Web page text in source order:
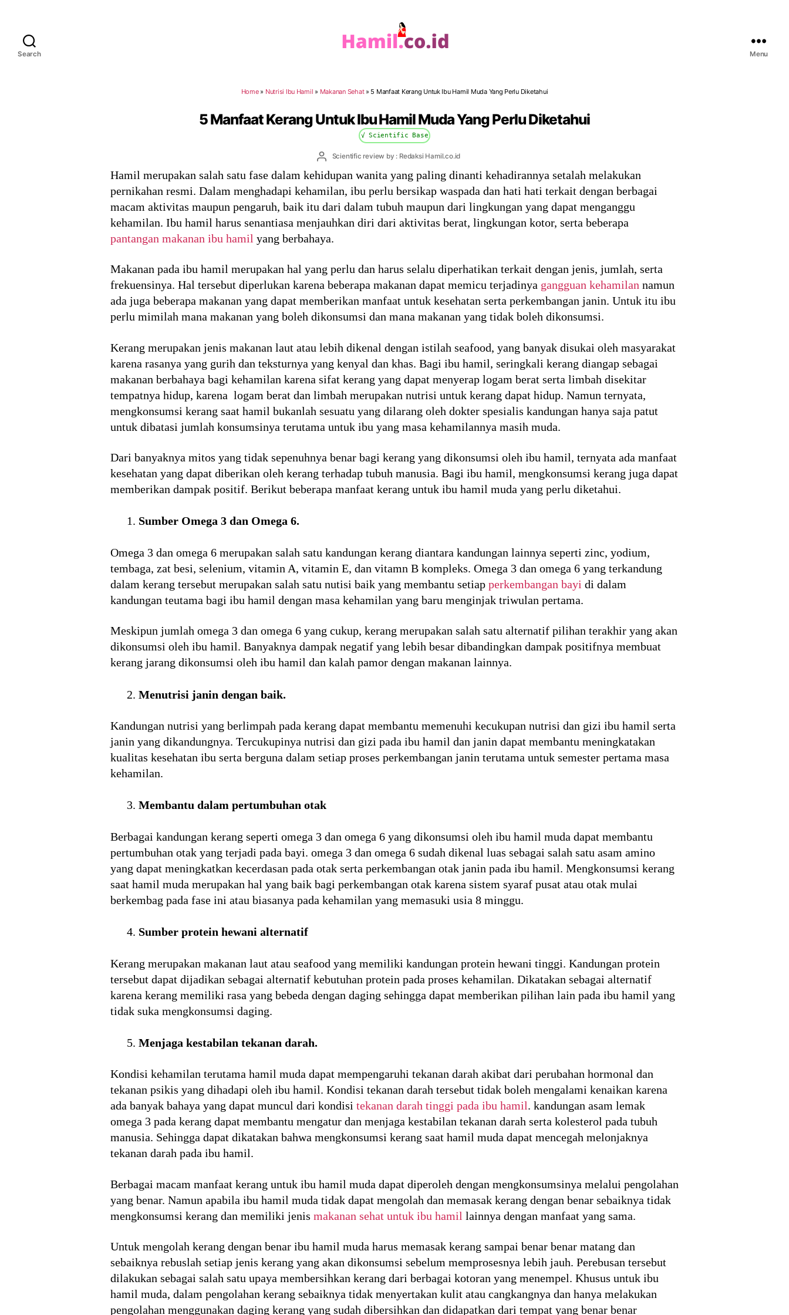
Search Menu
Home» Nutrisi Ibu Hamil » Makanan Sehat» 5 Manfaat Kerang Untuk Ibu Hamil Muda Yang Perlu Diketahui
5 Manfaat Kerang Untuk Ibu Hamil Muda Yang Perlu Diketahui
√ Scientific Base
PostScientific review by : Redaksi Hamil.co.id
Hamil merupakan salah satu fase dalam kehidupan wanita yang paling dinanti kehadirannya setalah melakukan
pernikahan resmi. Dalam menghadapi kehamilan, ibu perlu bersikap waspada dan hati hati terkait dengan berbagai
macam aktivitas maupun pengaruh, baik itu dari dalam tubuh maupun dari lingkungan yang dapat menganggu
kehamilan. Ibu hamil harus senantiasa menjauhkan diri dari aktivitas berat, lingkungan kotor, serta beberapa
pantangan makanan ibu hamil yang berbahaya.
Makanan pada ibu hamil merupakan hal yang perlu dan harus selalu diperhatikan terkait dengan jenis, jumlah, serta
frekuensinya. Hal tersebut diperlukan karena beberapa makanan dapat memicu terjadinya gangguan kehamilan namun
ada juga beberapa makanan yang dapat memberikan manfaat untuk kesehatan serta perkembangan janin. Untuk itu ibu
perlu mimilah mana makanan yang boleh dikonsumsi dan mana makanan yang tidak boleh dikonsumsi.
Kerang merupakan jenis makanan laut atau lebih dikenal dengan istilah seafood, yang banyak disukai oleh masyarakat
karena rasanya yang gurih dan teksturnya yang kenyal dan khas. Bagi ibu hamil, seringkali kerang diangap sebagai
makanan berbahaya bagi kehamilan karena sifat kerang yang dapat menyerap logam berat serta limbah disekitar
tempatnya hidup, karena logam berat dan limbah merupakan nutrisi untuk kerang dapat hidup. Namun ternyata,
mengkonsumsi kerang saat hamil bukanlah sesuatu yang dilarang oleh dokter spesialis kandungan hanya saja patut
untuk dibatasi jumlah konsumsinya terutama untuk ibu yang masa kehamilannya masih muda.
Dari banyaknya mitos yang tidak sepenuhnya benar bagi kerang yang dikonsumsi oleh ibu hamil, ternyata ada manfaat
kesehatan yang dapat diberikan oleh kerang terhadap tubuh manusia. Bagi ibu hamil, mengkonsumsi kerang juga dapat
memberikan dampak positif. Berikut beberapa manfaat kerang untuk ibu hamil muda yang perlu diketahui.
Sumber Omega 3 dan Omega 6.
Omega 3 dan omega 6 merupakan salah satu kandungan kerang diantara kandungan lainnya seperti zinc, yodium,
tembaga, zat besi, selenium, vitamin A, vitamin E, dan vitamn B kompleks. Omega 3 dan omega 6 yang terkandung
dalam kerang tersebut merupakan salah satu nutisi baik yang membantu setiap perkembangan bayi di dalam
kandungan teutama bagi ibu hamil dengan masa kehamilan yang baru menginjak triwulan pertama.
Meskipun jumlah omega 3 dan omega 6 yang cukup, kerang merupakan salah satu alternatif pilihan terakhir yang akan
dikonsumsi oleh ibu hamil. Banyaknya dampak negatif yang lebih besar dibandingkan dampak positifnya membuat
kerang jarang dikonsumsi oleh ibu hamil dan kalah pamor dengan makanan lainnya.
Menutrisi janin dengan baik.
Kandungan nutrisi yang berlimpah pada kerang dapat membantu memenuhi kecukupan nutrisi dan gizi ibu hamil serta
janin yang dikandungnya. Tercukupinya nutrisi dan gizi pada ibu hamil dan janin dapat membantu meningkatakan
kualitas kesehatan ibu serta berguna dalam setiap proses perkembangan janin terutama untuk semester pertama masa
kehamilan.
Membantu dalam pertumbuhan otak
Berbagai kandungan kerang seperti omega 3 dan omega 6 yang dikonsumsi oleh ibu hamil muda dapat membantu
pertumbuhan otak yang terjadi pada bayi. omega 3 dan omega 6 sudah dikenal luas sebagai salah satu asam amino
yang dapat meningkatkan kecerdasan pada otak serta perkembangan otak janin pada ibu hamil. Mengkonsumsi kerang
saat hamil muda merupakan hal yang baik bagi perkembangan otak karena sistem syaraf pusat atau otak mulai
berkembag pada fase ini atau biasanya pada kehamilan yang memasuki usia 8 minggu.
Sumber protein hewani alternatif
Kerang merupakan makanan laut atau seafood yang memiliki kandungan protein hewani tinggi. Kandungan protein
tersebut dapat dijadikan sebagai alternatif kebutuhan protein pada proses kehamilan. Dikatakan sebagai alternatif
karena kerang memiliki rasa yang bebeda dengan daging sehingga dapat memberikan pilihan lain pada ibu hamil yang
tidak suka mengkonsumsi daging.
Menjaga kestabilan tekanan darah.
Kondisi kehamilan terutama hamil muda dapat mempengaruhi tekanan darah akibat dari perubahan hormonal dan
tekanan psikis yang dihadapi oleh ibu hamil. Kondisi tekanan darah tersebut tidak boleh mengalami kenaikan karena
ada banyak bahaya yang dapat muncul dari kondisi tekanan darah tinggi pada ibu hamil. kandungan asam lemak
omega 3 pada kerang dapat membantu mengatur dan menjaga kestabilan tekanan darah serta kolesterol pada tubuh
manusia. Sehingga dapat dikatakan bahwa mengkonsumsi kerang saat hamil muda dapat mencegah melonjaknya
tekanan darah pada ibu hamil.
Berbagai macam manfaat kerang untuk ibu hamil muda dapat diperoleh dengan mengkonsumsinya melalui pengolahan
yang benar. Namun apabila ibu hamil muda tidak dapat mengolah dan memasak kerang dengan benar sebaiknya tidak
mengkonsumsi kerang dan memiliki jenis makanan sehat untuk ibu hamil lainnya dengan manfaat yang sama.
Untuk mengolah kerang dengan benar ibu hamil muda harus memasak kerang sampai benar benar matang dan
sebaiknya rebuslah setiap jenis kerang yang akan dikonsumsi sebelum memprosesnya lebih jauh. Perebusan tersebut
dilakukan sebagai salah satu upaya membersihkan kerang dari berbagai kotoran yang menempel. Khusus untuk ibu
hamil muda, dalam pengolahan kerang sebaiknya tidak menyertakan kulit atau cangkangnya dan hanya melakukan
pengolahan menggunakan daging kerang yang sudah dibersihkan dan didapatkan dari tempat yang benar benar